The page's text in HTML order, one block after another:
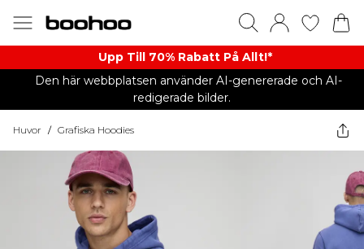
Upp Till 70% Rabatt På Allt!*
Den här webbplatsen använder AI-genererade och AI-
redigerade bilder.
Huvor / Grafiska Hoodies